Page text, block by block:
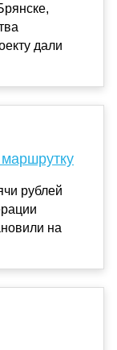
дали
рублей
на